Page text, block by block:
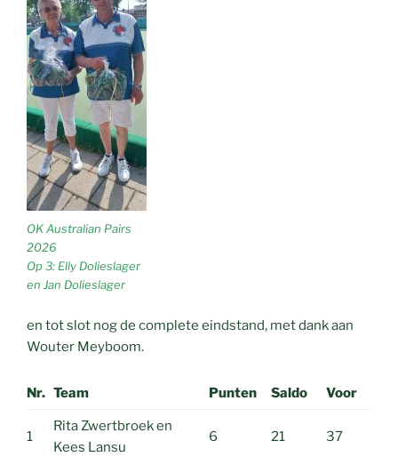
OK Australian Pairs
2026
Op 3: Elly Dolieslager
en Jan Dolieslager
en tot slot nog de complete eindstand, met dank aan
Wouter Meyboom.
Nr. Team Punten Saldo Voor
1
Rita Zwertbroek en
Kees Lansu
6 21 37